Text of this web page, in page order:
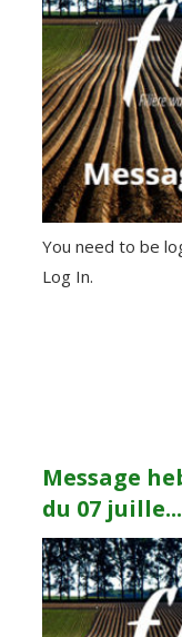
You need to be
Log In.
Message
du 07 juille...